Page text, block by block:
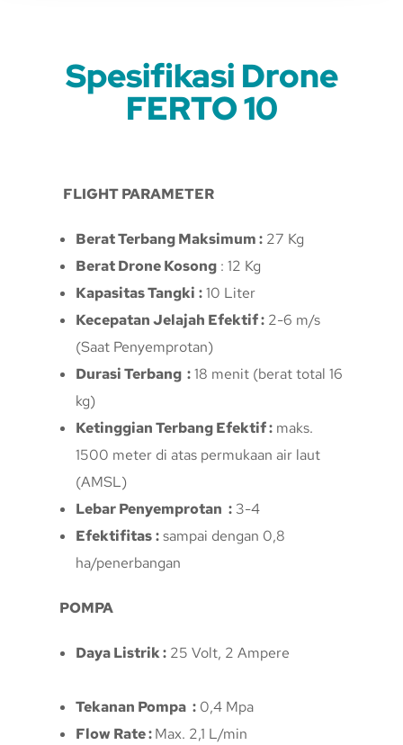
Spesifikasi Drone
FERTO 10
FLIGHT PARAMETER
Berat Terbang Maksimum : 27 Kg
Berat Drone Kosong : 12 Kg
Kapasitas Tangki :10 Liter
Kecepatan Jelajah Efektif : 2-6 m/s
(Saat Penyemprotan)
Durasi Terbang :18 menit (berat total 16
kg)
Ketinggian Terbang Efektif : maks.
1500 meter di atas permukaan air laut
(AMSL)
Lebar Penyemprotan : 3-4
Efektifitas:sampai dengan 0,8
ha/penerbangan
POMPA
Daya Listrik : 25 Volt, 2 Ampere
Tekanan Pompa : 0,4 Mpa
Flow Rate :Max. 2,1 L/min